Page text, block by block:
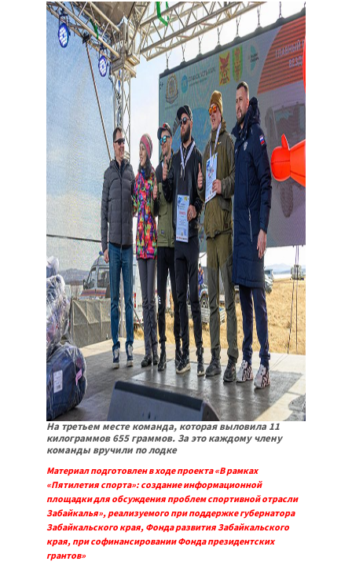
На третьем месте команда, которая выловила 11
килограммов 655 граммов. За это каждому члену
команды вручили по лодке
Материал подготовлен в ходе проекта «В рамках
«Пятилетия спорта»: создание информационной
площадки для обсуждения проблем спортивной отрасли
Забайкалья», реализуемого при поддержке губернатора
Забайкальского края, Фонда развития Забайкальского
края, при софинансировании Фонда президентских
грантов»